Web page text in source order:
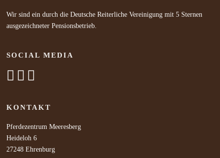
Wir sind ein durch die Deutsche Reiterliche Vereinigung mit 5 Sternen
ausgezeichneter Pensionsbetrieb.
SOCIAL MEDIA
KONTAKT
Pferdezentrum Meeresberg
Heideloh 6
27248 Ehrenburg